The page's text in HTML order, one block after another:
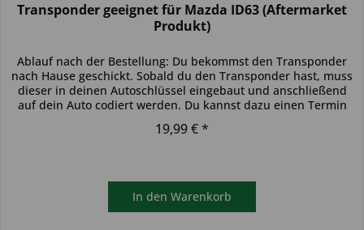
Transponder geeignet für Mazda ID63 (Aftermarket
Produkt)
Ablauf nach der Bestellung: Du bekommst den Transponder
nach Hause geschickt. Sobald du den Transponder hast, muss
dieser in deinen Autoschlüssel eingebaut und anschließend
auf dein Auto codiert werden. Du kannst dazu einen Termin
19,99 € *
In den Warenkorb